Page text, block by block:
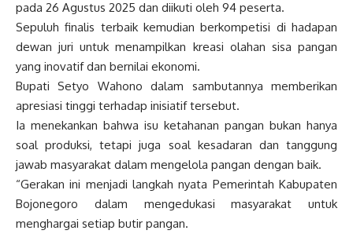
pada 26 Agustus 2025 dan diikuti oleh 94 peserta.
Sepuluh finalis terbaik kemudian berkompetisi di hadapan
dewan juri untuk menampilkan kreasi olahan sisa pangan
yang inovatif dan bernilai ekonomi.
Bupati Setyo Wahono dalam sambutannya memberikan
apresiasi tinggi terhadap inisiatif tersebut.
Ia menekankan bahwa isu ketahanan pangan bukan hanya
soal produksi, tetapi juga soal kesadaran dan tanggung
jawab masyarakat dalam mengelola pangan dengan baik.
“Gerakan ini menjadi langkah nyata Pemerintah Kabupaten
Bojonegoro dalam mengedukasi masyarakat untuk
menghargai setiap butir pangan.